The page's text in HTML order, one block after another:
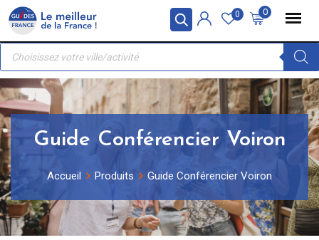
Panneau de gestion des cookies
Skip
content
0
0
Recherche
produits
Guide Conférencier Voiron
Accueil Produits Guide Conférencier Voiron